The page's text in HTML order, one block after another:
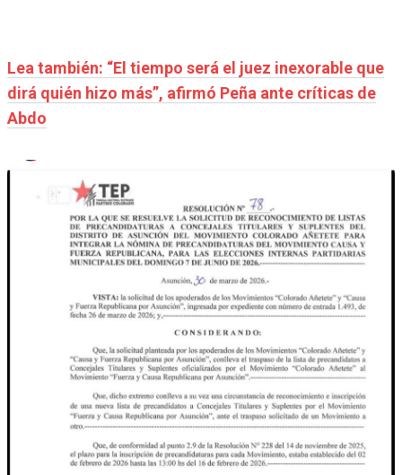
Lea también: “El tiempo será el juez inexorable que
dirá quién hizo más”, afirmó Peña ante críticas de
Abdo